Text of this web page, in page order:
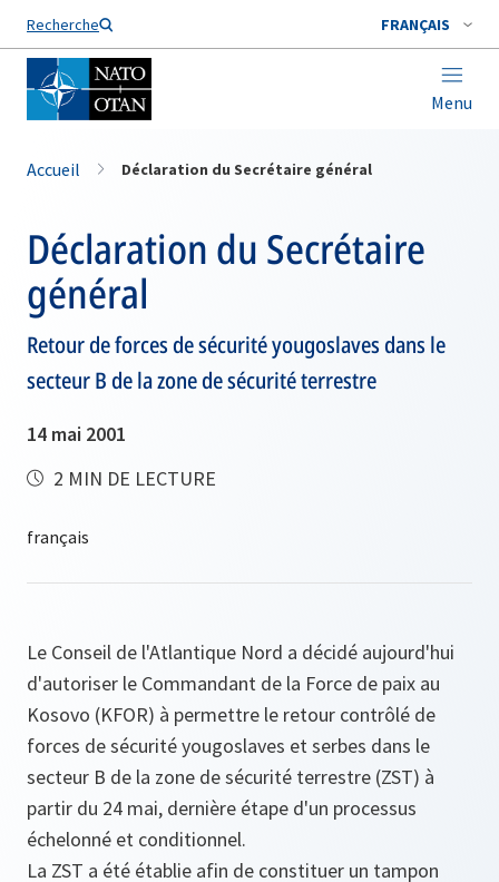
Recherche FRANÇAIS
Menu
Nom de famille*
Accueil Déclaration du Secrétaire général
Déclaration du Secrétaire
général
Retour de forces de sécurité yougoslaves dans le
secteur B de la zone de sécurité terrestre
14 mai 2001
2 MIN DE LECTURE
Le Conseil de l'Atlantique Nord a décidé aujourd'hui
d'autoriser le Commandant de la Force de paix au
Kosovo (KFOR) à permettre le retour contrôlé de
forces de sécurité yougoslaves et serbes dans le
secteur B de la zone de sécurité terrestre (ZST) à
partir du 24 mai, dernière étape d'un processus
échelonné et conditionnel.
La ZST a été établie afin de constituer un tampon